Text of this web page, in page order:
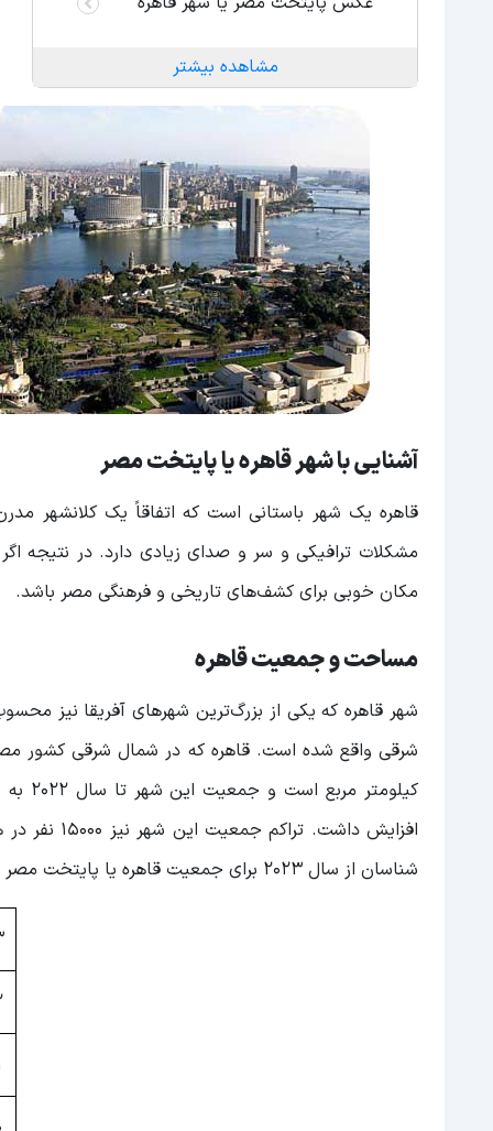
مشاهده بیشتر
آشنایی با شهر قاهره یا پایتخت مصر
قاهره یک شهر باستانی است که اتفاقاً یک کلانشهر
مشکلات ترافیکی و سر و صدای زیادی دارد. در نتیجه
مکان خوبی برای کشف‌های تاریخی و فرهنگی مصر باشد.
مساحت و جمعیت قاهره
شهر قاهره که یکی از بزرگ‌ترین‌ شهرهای آفریقا نیز محسوب می‌شود، بیش از 1000
افزایش
شناسان از سال 2023 برای جمعیت قاهره یا پایتخت مصر دارند، 22.183.000 جمعیت است!